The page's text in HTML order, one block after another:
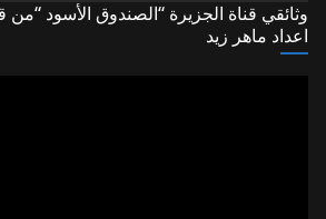
وثائقي قناة الجزيرة “الصندوق الأسود
اعداد ماهر زيد